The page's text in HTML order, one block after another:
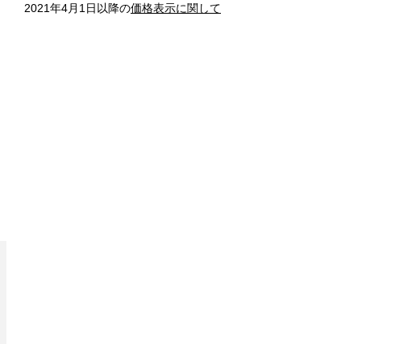
2021年4月1日以降の価格表示に関して